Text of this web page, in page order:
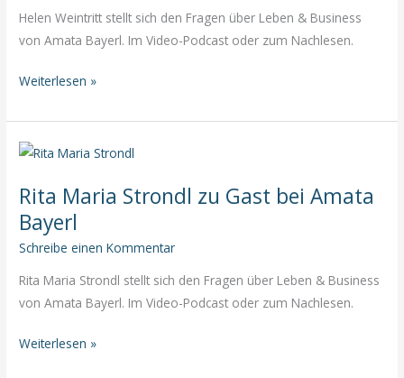
Helen Weintritt stellt sich den Fragen über Leben & Business
von Amata Bayerl. Im Video-Podcast oder zum Nachlesen.
Helen
zu
Gast
Amata
Bayerl
Weiterlesen »
Rita Maria Strondl zu Gast bei Amata
Bayerl
Schreibe einen Kommentar
Rita Maria Strondl stellt sich den Fragen über Leben & Business
von Amata Bayerl. Im Video-Podcast oder zum Nachlesen.
Rita
Weiterlesen »